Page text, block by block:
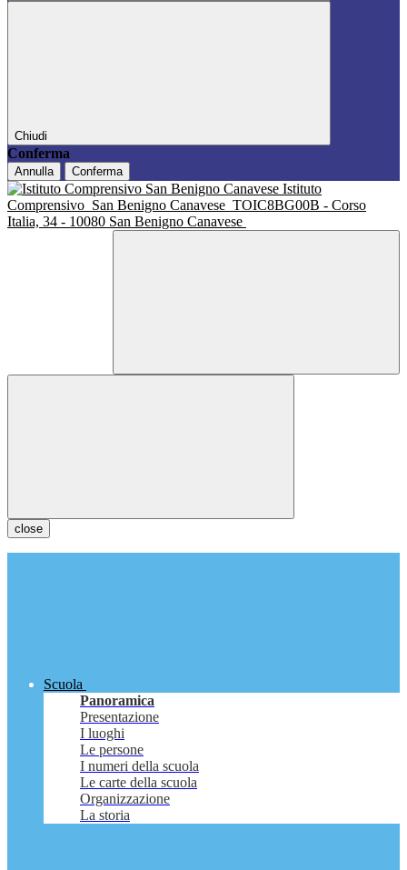
Chiudi
Conferma
Annulla Conferma
Istituto
Comprensivo San Benigno Canavese TOIC8BG00B - Corso
Italia, 34 - 10080 San Benigno Canavese
close
Scuola
Panoramica
Presentazione
I luoghi
Le persone
I numeri della scuola
Le carte della scuola
Organizzazione
La storia